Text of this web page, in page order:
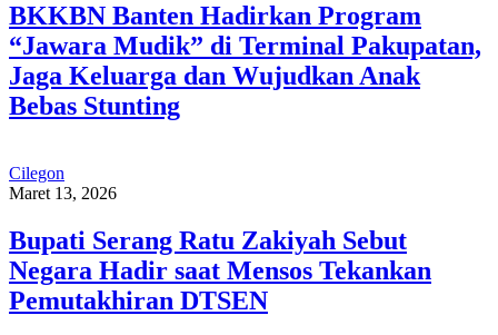
BKKBN Banten Hadirkan Program
“Jawara Mudik” di Terminal Pakupatan,
Jaga Keluarga dan Wujudkan Anak
Bebas Stunting
Cilegon
Maret 13, 2026
Bupati Serang Ratu Zakiyah Sebut
Negara Hadir saat Mensos Tekankan
Pemutakhiran DTSEN